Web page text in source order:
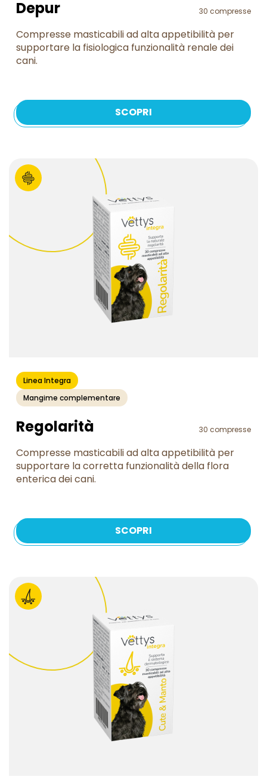
Depur 30 compresse
Compresse masticabili ad alta appetibilità per
supportare la fisiologica funzionalità renale dei
cani.
SCOPRI
Linea Integra
Mangime complementare
Regolarità 30 compresse
Compresse masticabili ad alta appetibilità per
supportare la corretta funzionalità della flora
enterica dei cani.
SCOPRI